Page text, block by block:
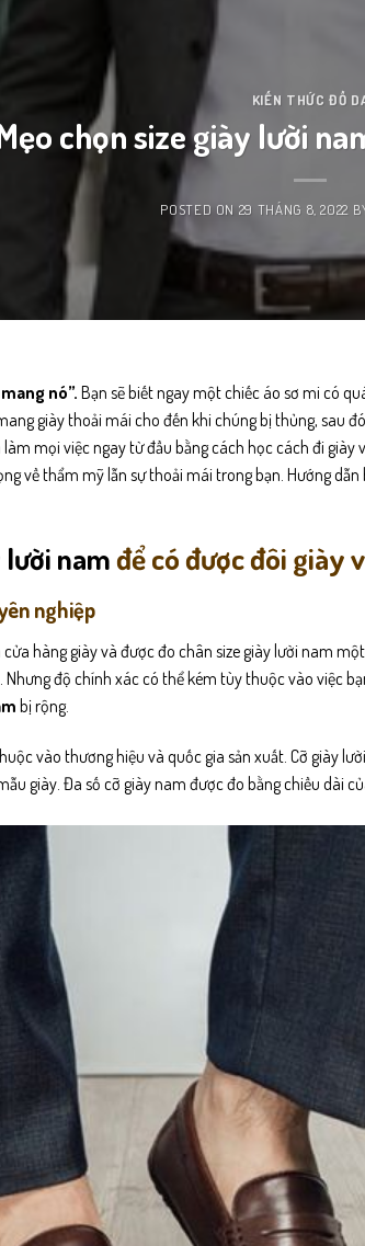
KIẾN THỨC ĐỒ
chọn size giày lười
POSTED ON 29 THÁNG 8, 2022
nó”. Bạn sẽ biết ngay một chiếc áo sơ mi có
giày thoải mái cho đến khi chúng bị thủng, sau
mọi việc ngay từ đầu bằng cách học cách đi giày
về thẩm mỹ lẫn sự thoải mái trong bạn. Hướng
namđể có được đôi giày
nghiệp
hàng giày và được đo chân size giày lười nam
độ chính xác có thể kém tùy thuộc vào việc
bị rộng.
vào thương hiệu và quốc gia sản xuất. Cỡ giày
giày. Đa số cỡ giày nam được đo bằng chiều dài